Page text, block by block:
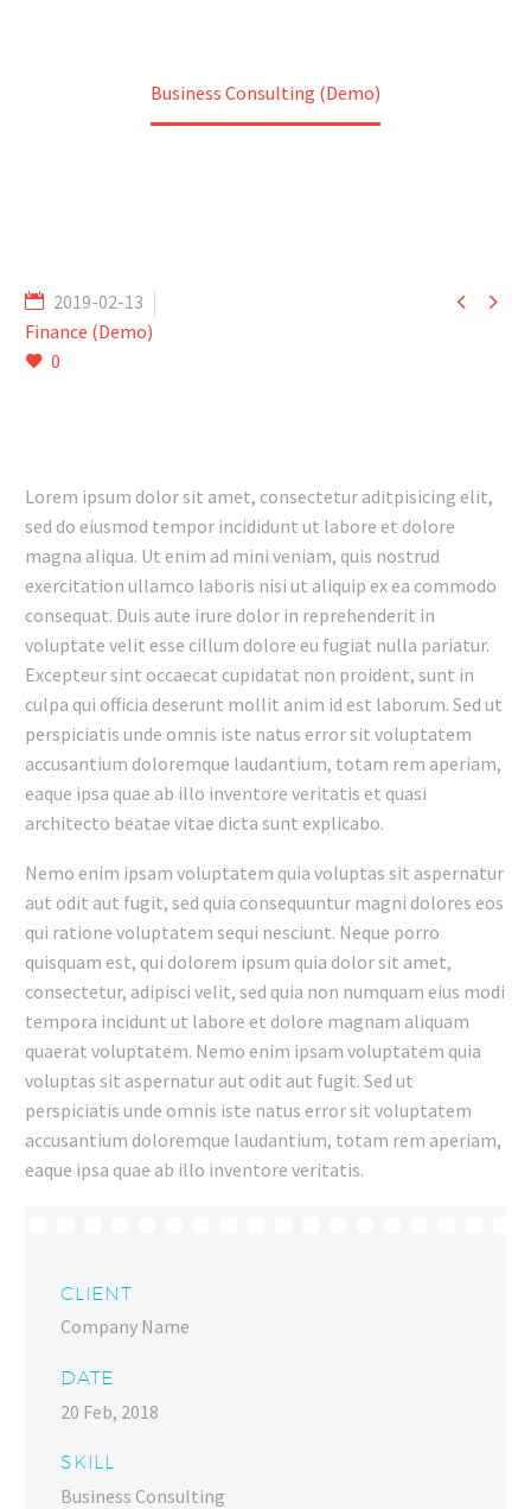
Business Consulting (Demo)
 
2019-02-13
Finance (Demo)
0
Lorem ipsum dolor sit amet, consectetur aditpisicing elit,
sed do eiusmod tempor incididunt ut labore et dolore
magna aliqua. Ut enim ad mini veniam, quis nostrud
exercitation ullamco laboris nisi ut aliquip ex ea commodo
consequat. Duis aute irure dolor in reprehenderit in
voluptate velit esse cillum dolore eu fugiat nulla pariatur.
Excepteur sint occaecat cupidatat non proident, sunt in
culpa qui officia deserunt mollit anim id est laborum. Sed ut
perspiciatis unde omnis iste natus error sit voluptatem
accusantium doloremque laudantium, totam rem aperiam,
eaque ipsa quae ab illo inventore veritatis et quasi
architecto beatae vitae dicta sunt explicabo.
Nemo enim ipsam voluptatem quia voluptas sit aspernatur
aut odit aut fugit, sed quia consequuntur magni dolores eos
qui ratione voluptatem sequi nesciunt. Neque porro
quisquam est, qui dolorem ipsum quia dolor sit amet,
consectetur, adipisci velit, sed quia non numquam eius modi
tempora incidunt ut labore et dolore magnam aliquam
quaerat voluptatem. Nemo enim ipsam voluptatem quia
voluptas sit aspernatur aut odit aut fugit. Sed ut
perspiciatis unde omnis iste natus error sit voluptatem
accusantium doloremque laudantium, totam rem aperiam,
eaque ipsa quae ab illo inventore veritatis.
CLIENT
Company Name
DATE
20 Feb, 2018
SKILL
Business Consulting